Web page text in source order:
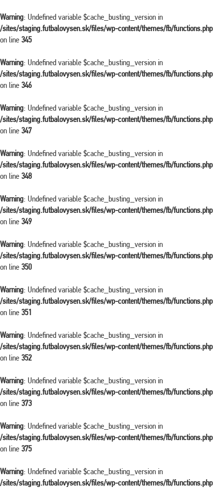
Warning: Undefined variable $cache_busting_version in
/sites/staging.futbalovysen.sk/files/wp-content/themes/fb/functions.php
on line 345
Warning: Undefined variable $cache_busting_version in
/sites/staging.futbalovysen.sk/files/wp-content/themes/fb/functions.php
on line 346
Warning: Undefined variable $cache_busting_version in
/sites/staging.futbalovysen.sk/files/wp-content/themes/fb/functions.php
on line 347
Warning: Undefined variable $cache_busting_version in
/sites/staging.futbalovysen.sk/files/wp-content/themes/fb/functions.php
on line 348
Warning: Undefined variable $cache_busting_version in
/sites/staging.futbalovysen.sk/files/wp-content/themes/fb/functions.php
on line 349
Warning: Undefined variable $cache_busting_version in
/sites/staging.futbalovysen.sk/files/wp-content/themes/fb/functions.php
on line 350
Warning: Undefined variable $cache_busting_version in
/sites/staging.futbalovysen.sk/files/wp-content/themes/fb/functions.php
on line 351
Warning: Undefined variable $cache_busting_version in
/sites/staging.futbalovysen.sk/files/wp-content/themes/fb/functions.php
on line 352
Warning: Undefined variable $cache_busting_version in
/sites/staging.futbalovysen.sk/files/wp-content/themes/fb/functions.php
on line 373
Warning: Undefined variable $cache_busting_version in
/sites/staging.futbalovysen.sk/files/wp-content/themes/fb/functions.php
on line 375
Warning: Undefined variable $cache_busting_version in
/sites/staging.futbalovysen.sk/files/wp-content/themes/fb/functions.php